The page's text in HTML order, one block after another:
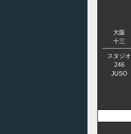
大阪
十三
スタジオ
246
JUSO